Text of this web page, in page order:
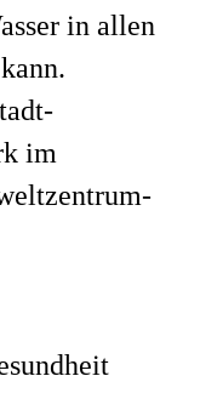
in allen
im